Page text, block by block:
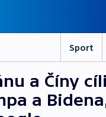
Sport
a Číny
a